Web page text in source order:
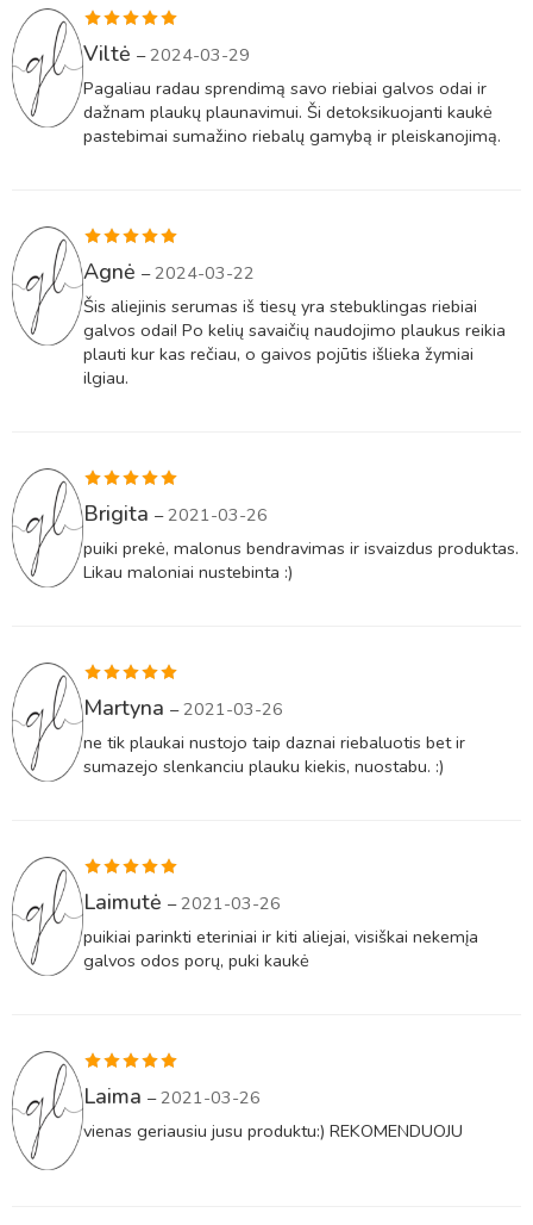
Įvertinimas:
Viltė – 2024-03-29
Pagaliau radau sprendimą savo riebiai galvos odai ir
dažnam plaukų plaunavimui. Ši detoksikuojanti kaukė
pastebimai sumažino riebalų gamybą ir pleiskanojimą.
Įvertinimas:
5
Agnė – 2024-03-22
Šis aliejinis serumas iš tiesų yra stebuklingas riebiai
galvos odai! Po kelių savaičių naudojimo plaukus reikia
plauti kur kas rečiau, o gaivos pojūtis išlieka žymiai
ilgiau.
Įvertinimas:
Brigita – 2021-03-26
puiki prekė, malonus bendravimas ir isvaizdus produktas.
Likau maloniai nustebinta :)
Įvertinimas:
Martyna – 2021-03-26
ne tik plaukai nustojo taip daznai riebaluotis bet ir
sumazejo slenkanciu plauku kiekis, nuostabu. :)
Įvertinimas:
Laimutė – 2021-03-26
puikiai parinkti eteriniai ir kiti aliejai, visiškai nekemįa
galvos odos porų, puki kaukė
Įvertinimas:
Laima – 2021-03-26
vienas geriausiu jusu produktu:) REKOMENDUOJU